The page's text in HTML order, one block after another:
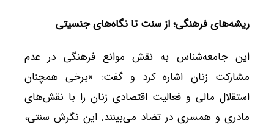
ریشه‌های فرهنگی؛ از سنت تا نگاه‌های جنسیتی
این جامعه‌شناس به نقش موانع فرهنگی در عدم
مشارکت زنان اشاره کرد و گفت: «برخی همچنان
استقلال مالی و فعالیت اقتصادی زنان را با نقش‌های
مادری و همسری در تضاد می‌بینند. این نگرش سنتی،